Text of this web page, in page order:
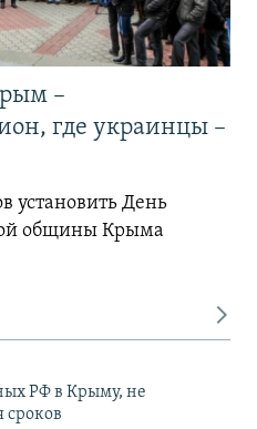
–
где украинцы –
установить День
общины Крыма
РФ в Крыму, не
сроков